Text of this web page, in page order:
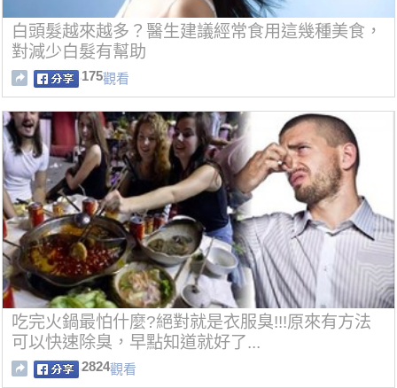
白頭髮越來越多？醫生建議經常食用這幾種美食，
對減少白髮有幫助
175觀看
吃完火鍋最怕什麼?絕對就是衣服臭!!!原來有方法
可以快速除臭，早點知道就好了...
2824觀看